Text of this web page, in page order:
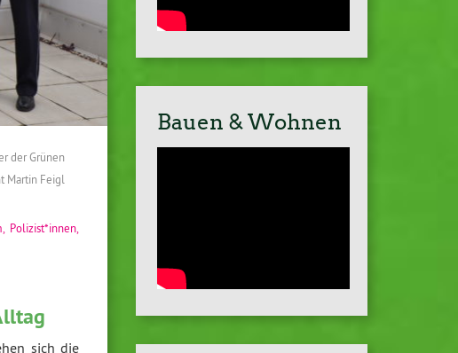
der Grünen
Martin Feigl
Polizist*innen
sich die
Bauen & Wohnen